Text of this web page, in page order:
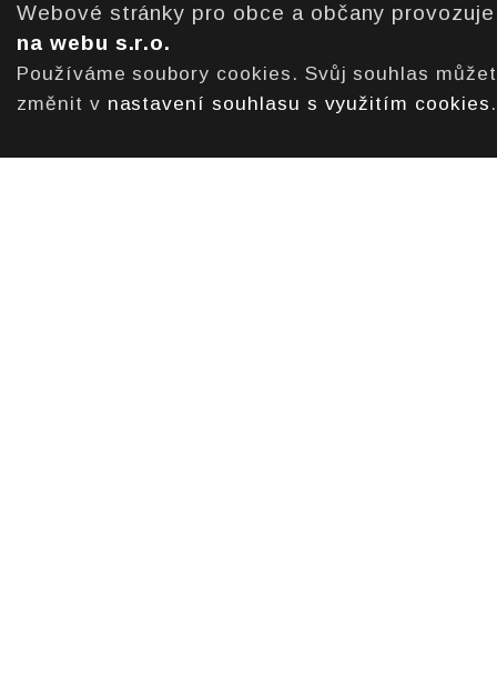
Webové stránky pro obce a občany
na webu s.r.o.
Používáme soubory cookies. Svůj souhlas
změnit v nastavení souhlasu s využitím cookies .